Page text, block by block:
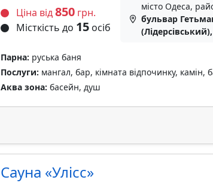
Ціна від850грн.
Місткість до 15осіб
місто Одеса,
бульвар
Парна: руська баня
Послуги: мангал, бар, кімната відпочинку, камін,
Аква зона: басейн, душ
Сауна «Улісс»